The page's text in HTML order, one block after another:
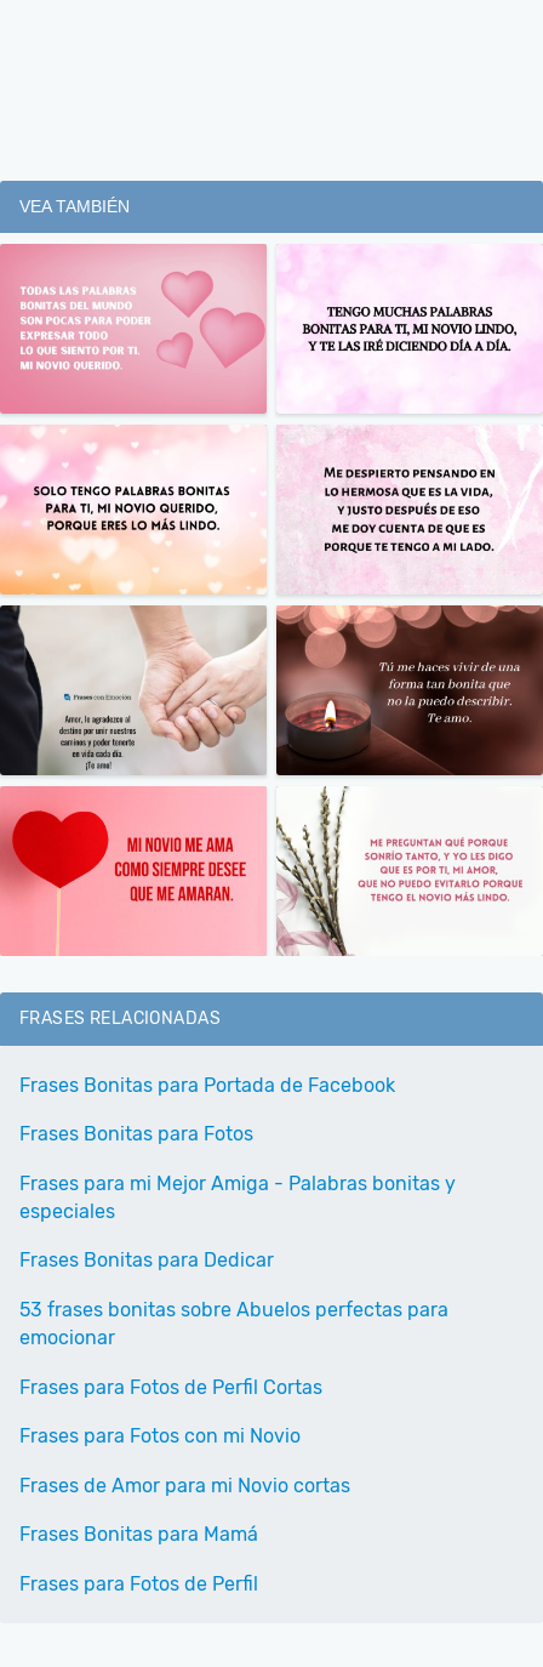
VEA TAMBIÉN
FRASES RELACIONADAS
Frases Bonitas para Portada de Facebook
Frases Bonitas para Fotos
Frases para mi Mejor Amiga - Palabras bonitas y
especiales
Frases Bonitas para Dedicar
53 frases bonitas sobre Abuelos perfectas para
emocionar
Frases para Fotos de Perfil Cortas
Frases para Fotos con mi Novio
Frases de Amor para mi Novio cortas
Frases Bonitas para Mamá
Frases para Fotos de Perfil